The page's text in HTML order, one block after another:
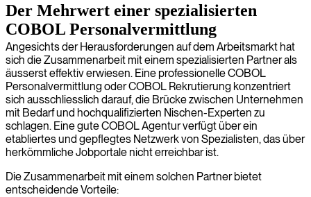
Der Mehrwert einer spezialisierten
COBOL Personalvermittlung
Angesichts der Herausforderungen auf dem Arbeitsmarkt hat
sich die Zusammenarbeit mit einem spezialisierten Partner als
äusserst effektiv erwiesen. Eine professionelle COBOL
Personalvermittlung oder COBOL Rekrutierung konzentriert
sich ausschliesslich darauf, die Brücke zwischen Unternehmen
mit Bedarf und hochqualifizierten Nischen-Experten zu
schlagen. Eine gute COBOL Agentur verfügt über ein
etabliertes und gepflegtes Netzwerk von Spezialisten, das über
herkömmliche Jobportale nicht erreichbar ist.
Die Zusammenarbeit mit einem solchen Partner bietet
entscheidende Vorteile: